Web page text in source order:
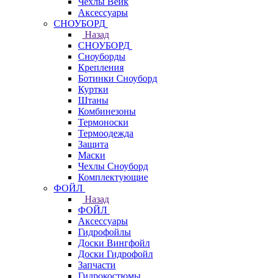
Аксессуары
СНОУБОРД
Назад
СНОУБОРД
Сноуборды
Крепления
Ботинки Сноуборд
Куртки
Штаны
Комбинезоны
Термоноски
Термоодежда
Защита
Маски
Чехлы Сноуборд
Комплектующие
ФОЙЛ
Назад
ФОЙЛ
Аксессуары
Гидрофойлы
Доски Вингфойл
Доски Гидрофойл
Запчасти
Гидрокостюмы